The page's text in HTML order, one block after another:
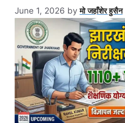
June 1, 2026 byमो जहाँशेर हुसैन